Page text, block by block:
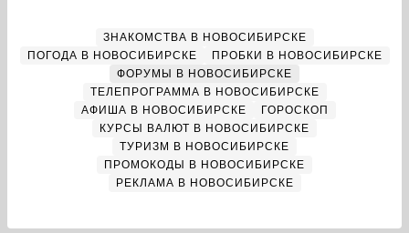
ЗНАКОМСТВА В НОВОСИБИРСКЕ
ПОГОДА В НОВОСИБИРСКЕ
ПРОБКИ В НОВОСИБИРСКЕ
ФОРУМЫ В НОВОСИБИРСКЕ
ТЕЛЕПРОГРАММА В НОВОСИБИРСКЕ
АФИША В НОВОСИБИРСКЕ
ГОРОСКОП
КУРСЫ ВАЛЮТ В НОВОСИБИРСКЕ
ТУРИЗМ В НОВОСИБИРСКЕ
ПРОМОКОДЫ В НОВОСИБИРСКЕ
РЕКЛАМА В НОВОСИБИРСКЕ